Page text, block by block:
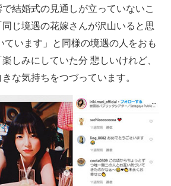
サイト
ィア
トの話題
結婚式の見通しが立っていないこ
じ境遇の花嫁さんが沢山いると思
ています」と同様の境遇の人をおも
しみにしていた分 悲しいけれど、
な気持ちをつづっています。